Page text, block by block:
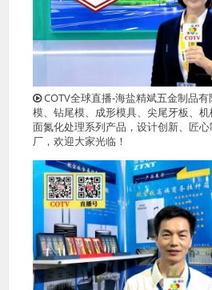
COTV全球直播-海盐精斌五金制品
模、钻尾模、成形模具、尖尾牙板、
面氮化处理系列产品，设计创新、匠
厂，欢迎大家光临！